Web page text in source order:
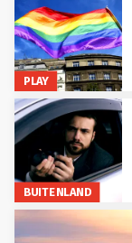
PLAY
BUITENLAND